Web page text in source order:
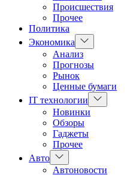
Происшествия
Прочее
Политика
Экономика
Показать
подменю
Анализ
Прогнозы
Рынок
Ценные бумаги
IT технологии
Показать
подменю
Новинки
Обзоры
Гаджеты
Прочее
Авто Показать
подменю
Автоновости